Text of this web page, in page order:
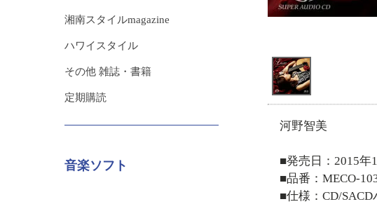
湘南スタイルmagazine
ハワイスタイル
その他 雑誌・書籍
定期購読
音楽ソフト
河野智美
■発売日：2015年
■品番：MECO-
■仕様：CD/